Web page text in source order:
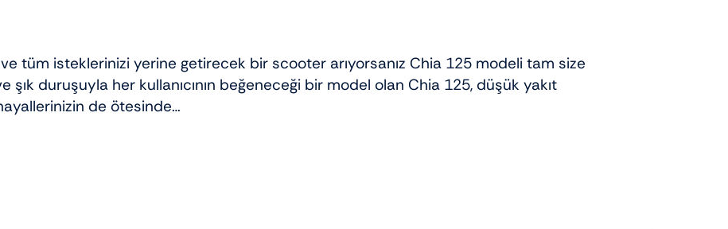
tüm isteklerinizi yerine getirecek bir scooter arıyorsanız Chia 125 modeli tam size
şık duruşuyla her kullanıcının beğeneceği bir model olan Chia 125, düşük yakıt
de ötesinde…